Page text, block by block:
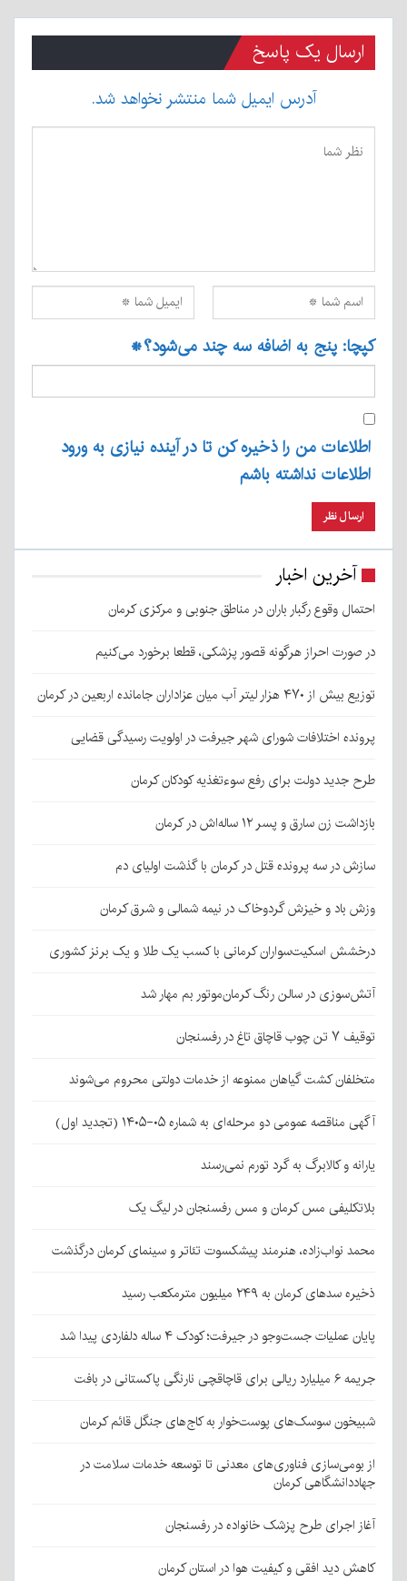
ارسال یک پاسخ
آدرس ایمیل شما منتشر نخواهد شد.
کپچا: پنج به اضافه سه چند می‌شود؟*
اطلاعات من را ذخیره کن تا در آینده نیازی به ورود
اطلاعات نداشته باشم
آخرین اخبار
احتمال وقوع رگبار باران در مناطق جنوبی و مرکزی کرمان
در صورت احراز هرگونه قصور پزشکی، قطعا برخورد می‌کنیم
توزیع بیش از ۴۷۰ هزار لیتر آب میان عزاداران جامانده اربعین در کرمان
پرونده اختلافات شورای شهر جیرفت در اولویت رسیدگی قضایی
طرح جدید دولت برای رفع سوءتغذیه کودکان کرمان
بازداشت زن سارق و پسر ۱۲ ساله‌اش در کرمان
سازش در سه پرونده قتل در کرمان با گذشت اولیای دم
وزش باد و خیزش گردوخاک در نیمه شمالی و شرق کرمان
درخشش اسکیت‌سواران کرمانی با کسب یک طلا و یک برنز کشوری
آتش‌سوزی در سالن رنگ کرمان‌موتور بم مهار شد
توقیف ۷ تن چوب قاچاق تاغ در رفسنجان
متخلفان کشت گیاهان ممنوعه از خدمات دولتی محروم می‌شوند
آگهی مناقصه عمومی دو مرحله‌ای به شماره ۰۵-۱۴۰۵ (تجدید اول)
یارانه و کالابرگ به گرد تورم نمی‌رسند
بلاتکلیفی مس کرمان و مس رفسنجان در لیگ یک
محمد نواب‌زاده، هنرمند پیشکسوت تئاتر و سینمای کرمان درگذشت
ذخیره سدهای کرمان به ۲۴۹ میلیون مترمکعب رسید
پایان عملیات جست‌وجو در جیرفت؛ کودک ۴ ساله دلفاردی پیدا شد
جریمه ۶ میلیارد ریالی برای قاچاقچی نارنگی پاکستانی در بافت
شبیخون سوسک‌های پوست‌خوار به کاج‌های جنگل قائم کرمان
از بومی‌سازی فناوری‌های معدنی تا توسعه خدمات سلامت در
جهاددانشگاهی کرمان
آغاز اجرای طرح پزشک خانواده در رفسنجان
کاهش دید افقی و کیفیت هوا در استان کرمان